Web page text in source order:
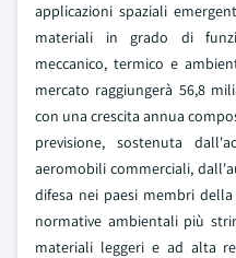
applicazioni spaziali
materiali in grado di
meccanico, termico e
mercato raggiungerà 56,8
con una crescita annua
previsione, sostenuta
aeromobili commerciali,
difesa nei paesi membri
normative ambientali più
materiali leggeri e ad alta